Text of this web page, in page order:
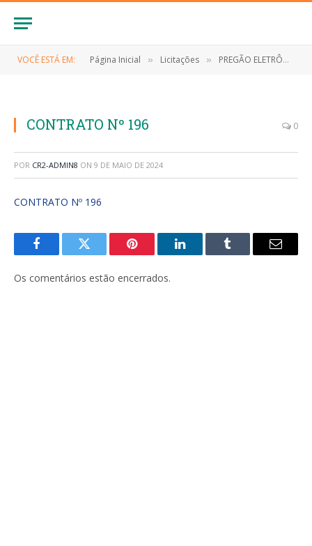
VOCÊ ESTÁ EM: Página Inicial » Licitações » PREGÃO ELETRÔNICO Nº 022/2023-SRP (FUTURA E EVENTUAL CONTRATAÇÃO DE EMPRESA ESPECIALIZADA PARA O FORNECIMENTO DE MATERIAIS DE LIMPEZA E HIGIENE PESSOAL)
CONTRATO Nº 196 0
POR CR2-ADMIN8 ON 9 DE MAIO DE 2024
CONTRATO Nº 196
FacebookTwitter Pinterest LinkedInTumblr
E-
Os comentários estão encerrados.